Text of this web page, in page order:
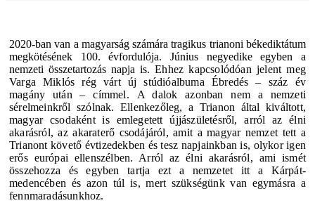
2020-ban van a magyarság számára tragikus trianoni békediktátum
megkötésének 100. évfordulója. Június negyedike egyben a
nemzeti összetartozás napja is.Ehhez kapcsolódóan jelent meg
Varga Miklós rég várt új stúdióalbuma Ébredés – száz év
magány után – címmel. A dalok azonban nem a nemzeti
sérelmeinkről szólnak. Ellenkezőleg, a Trianon által kiváltott,
magyar csodaként is emlegetett újjászületésről, arról az élni
akarásról, az akaraterő csodájáról, amit a magyar nemzet tett a
Trianont követő évtizedekben és tesz napjainkban is, olykor igen
erős európai ellenszélben. Arról az élni akarásról, ami ismét
összehozza és egyben tartja ezt a nemzetet itt a Kárpát-
medencében és azon túl is, mert szükségünk van egymásra a
fennmaradásunkhoz.